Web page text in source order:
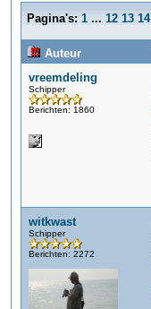
Pagina's: 1 ... 12 13 14
Auteur
vreemdeling
Schipper
Berichten: 1860
witkwast
Schipper
Berichten: 2272